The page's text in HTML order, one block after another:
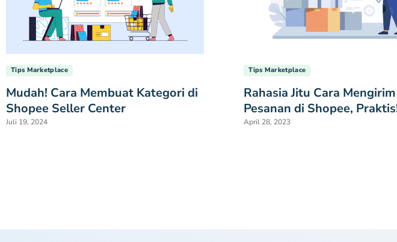
Tips Marketplace
Mudah! Cara Membuat Kategori di
Shopee Seller Center
Juli 19, 2024
Tips Marketplace
Rahasia Jitu Cara Mengirim
Pesanan di Shopee,
April 28, 2023